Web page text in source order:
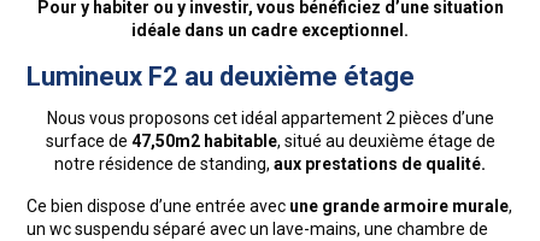
Pour y habiter ou y investir, vous bénéficiez d’une situation
idéale dans un cadre exceptionnel.
Lumineux F2 au deuxième étage
Nous vous proposons cet idéal appartement 2 pièces d’une
surface de 47,50m2 habitable, situé au deuxième étage de
notre résidence de standing, aux prestations de qualité.
Ce bien dispose d’une entrée avec une grande armoire murale,
un wc suspendu séparé avec un lave-mains, une chambre de